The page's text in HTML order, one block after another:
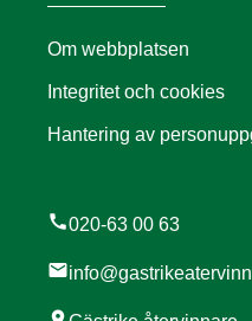
Om webbplatsen
Integritet och cookies
Hantering av
call020-63 00 63
mail